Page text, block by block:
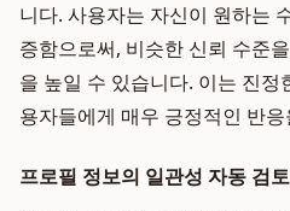
니다. 사용자는 자신이 원하는
증함으로써, 비슷한 신뢰 수준
을 높일 수 있습니다. 이는 진정
용자들에게 매우 긍정적인 반
프로필 정보의 일관성 자동 검토